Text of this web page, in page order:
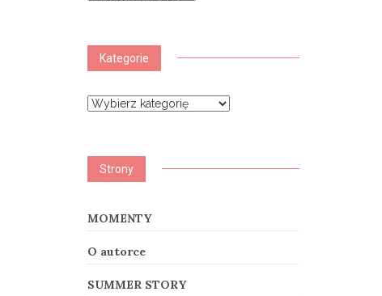
Kategorie
Kategorie
Strony
MOMENTY
O autorce
SUMMER STORY